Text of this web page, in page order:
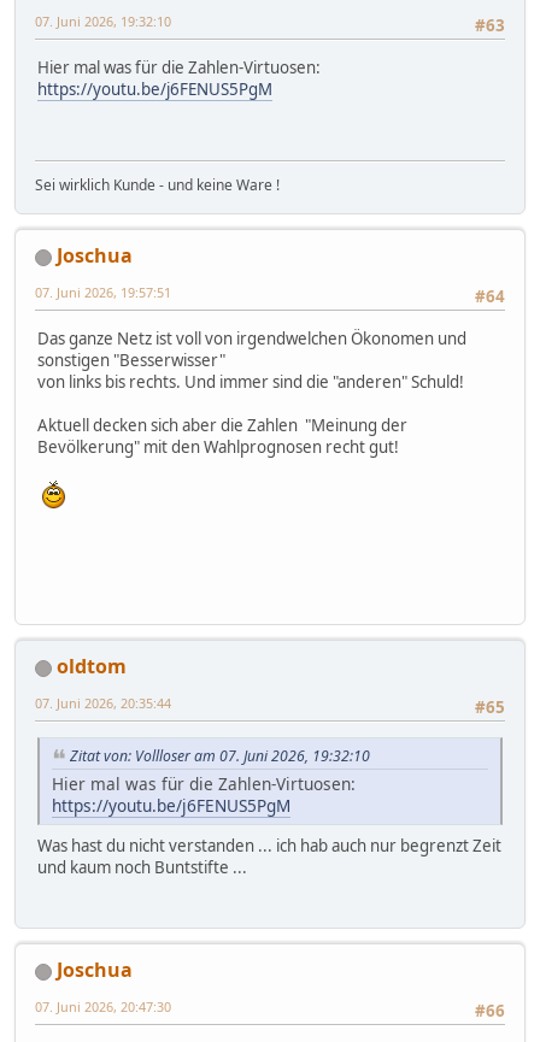
#63
07. Juni 2026, 19:32:10
Hier mal was für die Zahlen-Virtuosen:
https://youtu.be/j6FENUS5PgM
Sei wirklich Kunde - und keine Ware !
Joschua
#64
07. Juni 2026, 19:57:51
Das ganze Netz ist voll von irgendwelchen Ökonomen und
sonstigen "Besserwisser"
von links bis rechts. Und immer sind die "anderen" Schuld!
Aktuell decken sich aber die Zahlen "Meinung der
Bevölkerung" mit den Wahlprognosen recht gut!
oldtom
#65
07. Juni 2026, 20:35:44
Zitat von: Vollloser am 07. Juni 2026, 19:32:10
Hier mal was für die Zahlen-Virtuosen:
https://youtu.be/j6FENUS5PgM
Was hast du nicht verstanden ... ich hab auch nur begrenzt Zeit
und kaum noch Buntstifte ...
Joschua
#66
07. Juni 2026, 20:47:30